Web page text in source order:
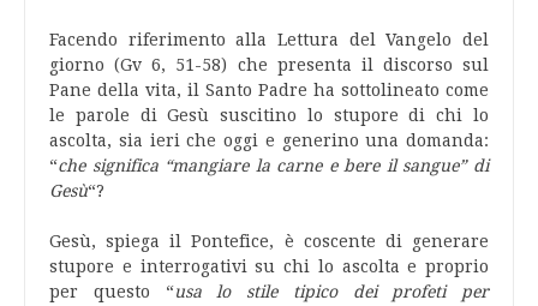
Facendo riferimento alla Lettura del Vangelo del
giorno (Gv 6, 51-58) che presenta il discorso sul
Pane della vita, il Santo Padre ha sottolineato come
le parole di Gesù suscitino lo stupore di chi lo
ascolta, sia ieri che oggi e generino una domanda:
“che significa “mangiare la carne e bere il sangue” di
Gesù“?
Gesù, spiega il Pontefice, è coscente di generare
stupore e interrogativi su chi lo ascolta e proprio
per questo “usa lo stile tipico dei profeti per